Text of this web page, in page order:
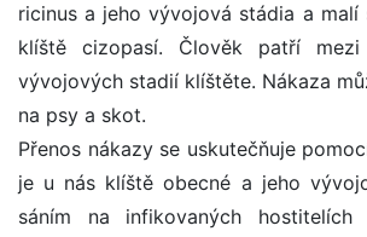
ricinus a jeho vývojová stádia a malí
klíště cizopasí. Člověk patří
vývojových stadií klíštěte. Nákaza
na psy a skot.
Přenos nákazy se uskutečňuje
je u nás klíště obecné a jeho
sáním na infikovaných hostitelích